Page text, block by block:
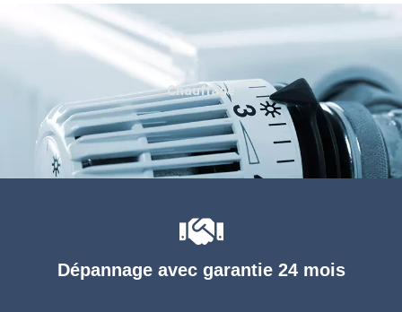
Dépannage avec garantie 24 mois
Chauffage